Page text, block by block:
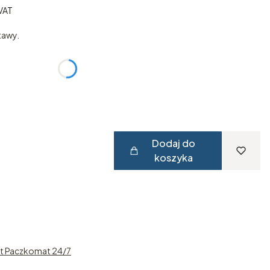
Dodaj do
koszyka
Paczkomat 24/7